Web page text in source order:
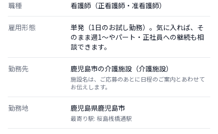
職種 看護師（正看護師・准看護師）
雇用形態
単発（1日のお試し勤務）。気に入れば、そ
のまま週1〜やパート・正社員への継続も相
談できます。
勤務先 鹿児島市の介護施設（介護施設）
施設名は、ご応募のあとに日程のご案内とあわせて
お伝えします。
勤務地 鹿児島県鹿児島市
最寄り駅: 桜島桟橋通駅